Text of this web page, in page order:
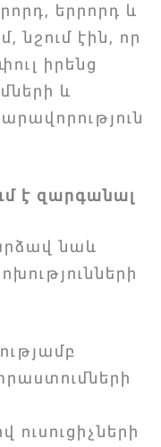
երրորդ և
նշում էին, որ
իրենց
և
է զարգանալ
նաև